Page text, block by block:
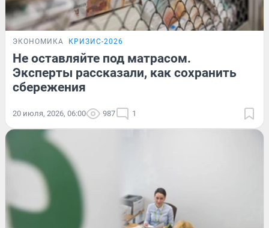
ЭКОНОМИКА КРИЗИС-2026
Не оставляйте под матрасом.
Эксперты рассказали, как сохранить
сбережения
20 июля, 2026, 06:00 987 1